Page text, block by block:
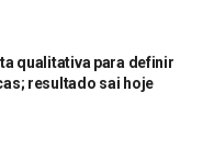
qualitativa para definir
resultado sai hoje